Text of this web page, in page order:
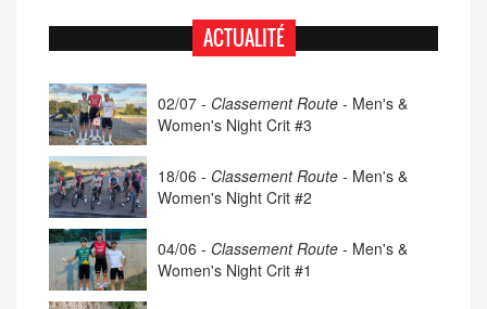
ACTUALITÉ
02/07 - Classement Route - Men's &
Women's Night Crit #3
18/06 - Classement Route - Men's &
Women's Night Crit #2
04/06 - Classement Route - Men's &
Women's Night Crit #1